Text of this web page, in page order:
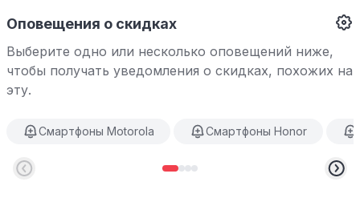
Оповещения о скидках
Выберите одно или несколько оповещений ниже,
чтобы получать уведомления о скидках, похожих на
эту.
Смартфоны Motorola Смартфоны Honor